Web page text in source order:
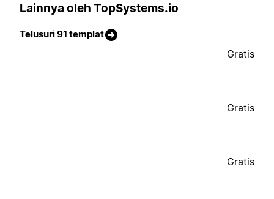
Lainnya oleh TopSystems.io
Telusuri 91 templat
Gratis
Gratis
Gratis